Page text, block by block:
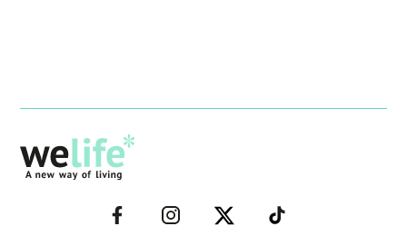
–
FACEBOOK–
–
INSTAGRAM–
–
TWITTER–
–
WELIFE–